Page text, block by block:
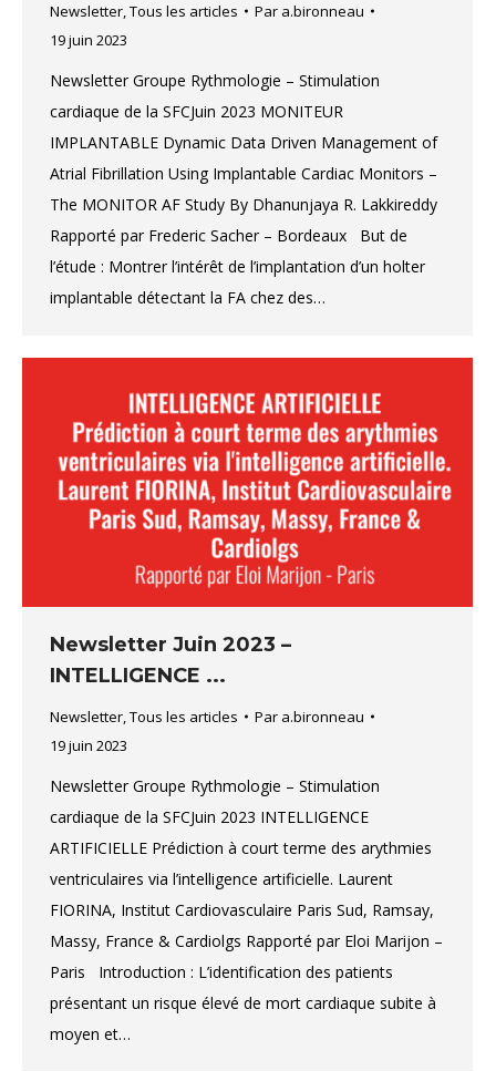
Newsletter,Tous les articles Par a.bironneau
19 juin 2023
Newsletter Groupe Rythmologie – Stimulation
cardiaque de la SFCJuin 2023 MONITEUR
IMPLANTABLE Dynamic Data Driven Management of
Atrial Fibrillation Using Implantable Cardiac Monitors –
The MONITOR AF Study By Dhanunjaya R. Lakkireddy
Rapporté par Frederic Sacher – Bordeaux But de
l’étude : Montrer l’intérêt de l’implantation d’un holter
implantable détectant la FA chez des…
Newsletter Juin 2023 –
INTELLIGENCE ...
Newsletter,Tous les articles Par a.bironneau
19 juin 2023
Newsletter Groupe Rythmologie – Stimulation
cardiaque de la SFCJuin 2023 INTELLIGENCE
ARTIFICIELLE Prédiction à court terme des arythmies
ventriculaires via l’intelligence artificielle. Laurent
FIORINA, Institut Cardiovasculaire Paris Sud, Ramsay,
Massy, France & Cardiolgs Rapporté par Eloi Marijon –
Paris Introduction : L’identification des patients
présentant un risque élevé de mort cardiaque subite à
moyen et…